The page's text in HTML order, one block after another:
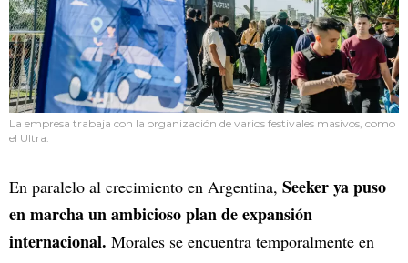
La empresa trabaja con la organización de varios festivales masivos, como
el Ultra.
En paralelo al crecimiento en Argentina, Seeker ya puso
en marcha un ambicioso plan de expansión
internacional. Morales se encuentra temporalmente en